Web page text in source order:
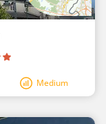
Medium